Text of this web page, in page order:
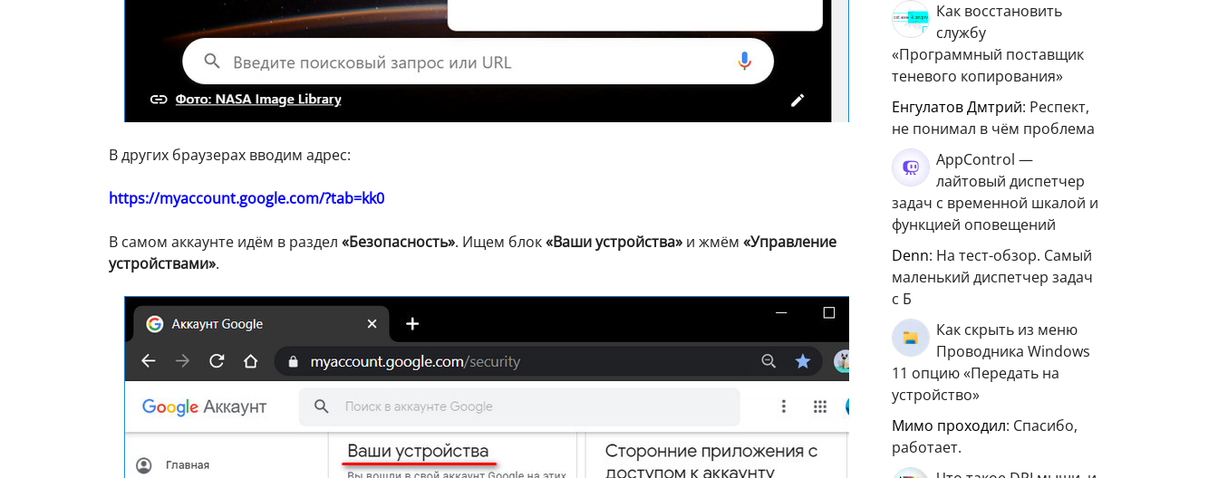
В других браузерах вводим адрес:
https://myaccount.google.com/?tab=kk0
В самом аккаунте идём в раздел «Безопасность». Ищем блок«Ваши устройства» и жмём «Управление
устройствами».
Как восстановить
службу
«Программный поставщик
теневого копирования»
Енгулатов Дмтрий: Респект,
не понимал в чём проблема
AppControl —
лайтовый диспетчер
задач с временной шкалой и
функцией оповещений
Denn: На тест-обзор. Самый
маленький диспетчер задач
с Б
Как скрыть из меню
Проводника Windows
11 опцию «Передать на
устройство»
мимо проходил: Спасибо,
работает.